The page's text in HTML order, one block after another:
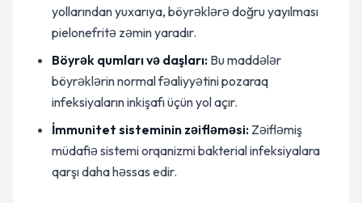
yollarından yuxarıya, böyrəklərə doğru yayılması
pielonefritə zəmin yaradır.
Böyrək qumları və daşları: Bu maddələr
böyrəklərin normal fəaliyyətini pozaraq
infeksiyaların inkişafı üçün yol açır.
İmmunitet sisteminin zəifləməsi: Zəifləmiş
müdafiə sistemi orqanizmi bakterial infeksiyalara
qarşı daha həssas edir.